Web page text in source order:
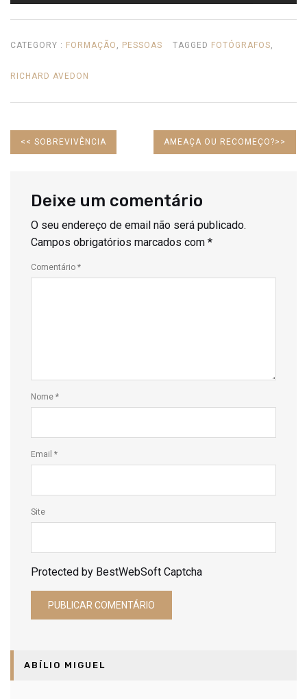
CATEGORY : FORMAÇÃO , PESSOAS TAGGED FOTÓGRAFOS,
RICHARD AVEDON
<< PREVIOUS
POST:
SOBREVIVÊNCIA
NEXT
POST:
AMEAÇA OU RECOMEÇO?>>
Deixe um comentário
O seu endereço de email não será publicado.
Campos obrigatórios marcados com *
Comentário *
Nome *
Email *
Site
Protected by BestWebSoft Captcha
ABÍLIO MIGUEL